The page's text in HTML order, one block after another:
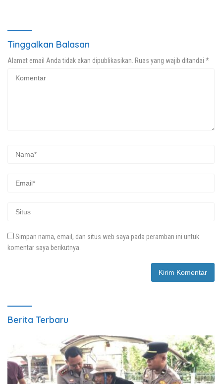
Tinggalkan Balasan
Alamat email Anda tidak akan dipublikasikan. Ruas yang wajib ditandai *
Simpan nama, email, dan situs web saya pada peramban ini untuk
komentar saya berikutnya.
Berita Terbaru